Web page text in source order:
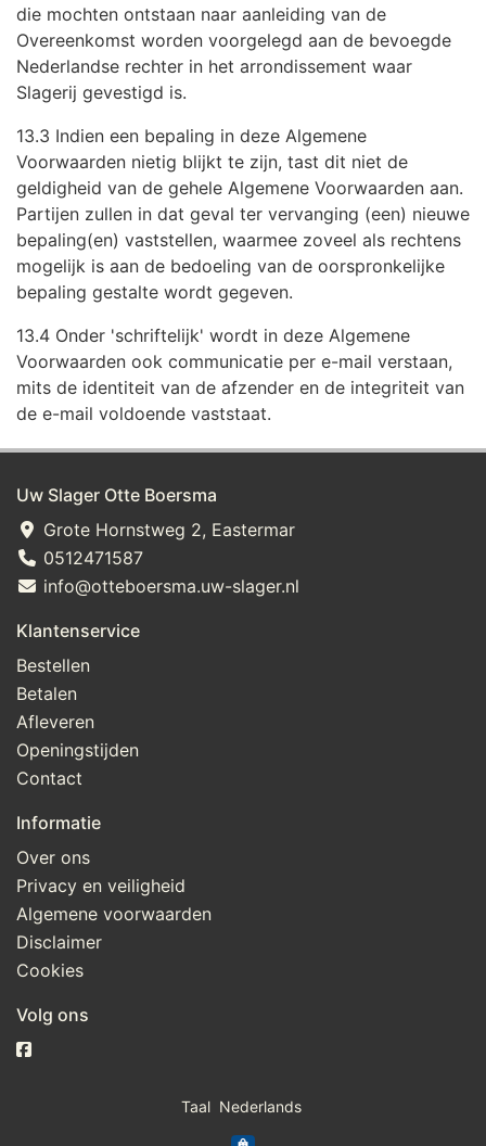
die mochten ontstaan naar aanleiding van de
Overeenkomst worden voorgelegd aan de bevoegde
Nederlandse rechter in het arrondissement waar
Slagerij gevestigd is.
13.3 Indien een bepaling in deze Algemene
Voorwaarden nietig blijkt te zijn, tast dit niet de
geldigheid van de gehele Algemene Voorwaarden aan.
Partijen zullen in dat geval ter vervanging (een) nieuwe
bepaling(en) vaststellen, waarmee zoveel als rechtens
mogelijk is aan de bedoeling van de oorspronkelijke
bepaling gestalte wordt gegeven.
13.4 Onder 'schriftelijk' wordt in deze Algemene
Voorwaarden ook communicatie per e-mail verstaan,
mits de identiteit van de afzender en de integriteit van
de e-mail voldoende vaststaat.
Uw Slager Otte Boersma
Grote Hornstweg 2, Eastermar
0512471587
info@otteboersma.uw-slager.nl
Klantenservice
Bestellen
Betalen
Afleveren
Openingstijden
Contact
Informatie
Over ons
Privacy en veiligheid
Algemene voorwaarden
Disclaimer
Cookies
Volg ons
Taal